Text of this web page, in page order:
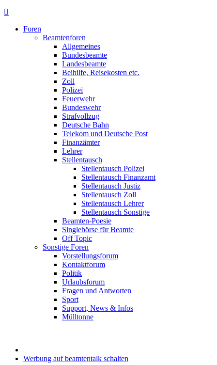
Foren
Beamtenforen
Allgemeines
Bundesbeamte
Landesbeamte
Beihilfe, Reisekosten etc.
Zoll
Polizei
Feuerwehr
Bundeswehr
Strafvollzug
Deutsche Bahn
Telekom und Deutsche Post
Finanzämter
Lehrer
Stellentausch
Stellentausch Polizei
Stellentausch Finanzamt
Stellentausch Justiz
Stellentausch Zoll
Stellentausch Lehrer
Stellentausch Sonstige
Beamten-Poesie
Singlebörse für Beamte
Off Topic
Sonstige Foren
Vorstellungsforum
Kontaktforum
Politik
Urlaubsforum
Fragen und Antworten
Sport
Support, News & Infos
Mülltonne
Werbung auf beamtentalk schalten